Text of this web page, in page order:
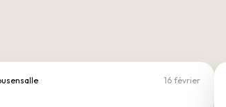
16 février